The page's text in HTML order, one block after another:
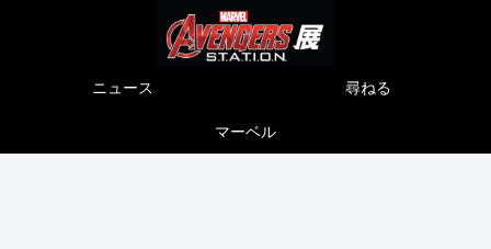
ニュース 尋ねる
マーベル